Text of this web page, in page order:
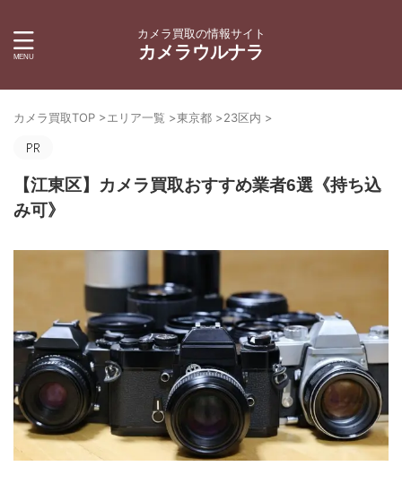
カメラ買取の情報サイト
カメラウルナラ
カメラ買取TOP >エリア一覧 >東京都 >23区内 >
【江東区】カメラ買取おすすめ業者6選《持ち込
み可》